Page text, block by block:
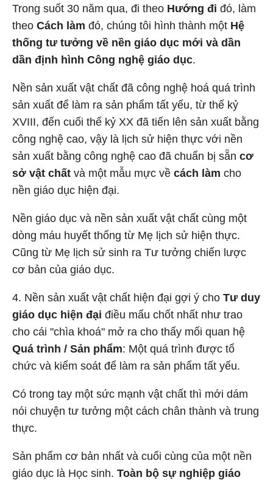
Trong suốt 30 năm qua, đi theo Hướng đi đó, làm
theo Cách làm đó, chúng tôi hình thành một Hệ
thống tư tưởng về nền giáo dục mới và dần
dần định hình Công nghệ giáo dục.
Nền sản xuất vật chất đã công nghệ hoá quá trình
sản xuất để làm ra sản phẩm tất yếu, từ thế kỷ
XVIII, đến cuối thế kỷ XX đã tiến lên sản xuất bằng
công nghệ cao, vậy là lịch sử hiện thực với nền
sản xuất bằng công nghệ cao đã chuẩn bị sẵn cơ
sở vật chất và một mẫu mực về cách làm cho
nền giáo dục hiện đại.
Nền giáo dục và nền sản xuất vật chất cùng một
dòng máu huyết thống từ Mẹ lịch sử hiện thực.
Cũng từ Mẹ lịch sử sinh ra Tư tưởng chiến lược
cơ bản của giáo dục.
4. Nền sản xuất vật chất hiện đại gợi ý cho Tư duy
giáo dục hiện đại điều mấu chốt nhất như trao
cho cái "chìa khoá" mở ra cho thấy mối quan hệ
Quá trình / Sản phẩm: Một quá trình được tổ
chức và kiểm soát để làm ra sản phẩm tất yếu.
Có trong tay một sức mạnh vật chất thì mới dám
nói chuyện tư tưởng một cách chân thành và trung
thực.
Sản phẩm cơ bản nhất và cuối cùng của một nền
giáo dục là Học sinh. Toàn bộ sự nghiệp giáo